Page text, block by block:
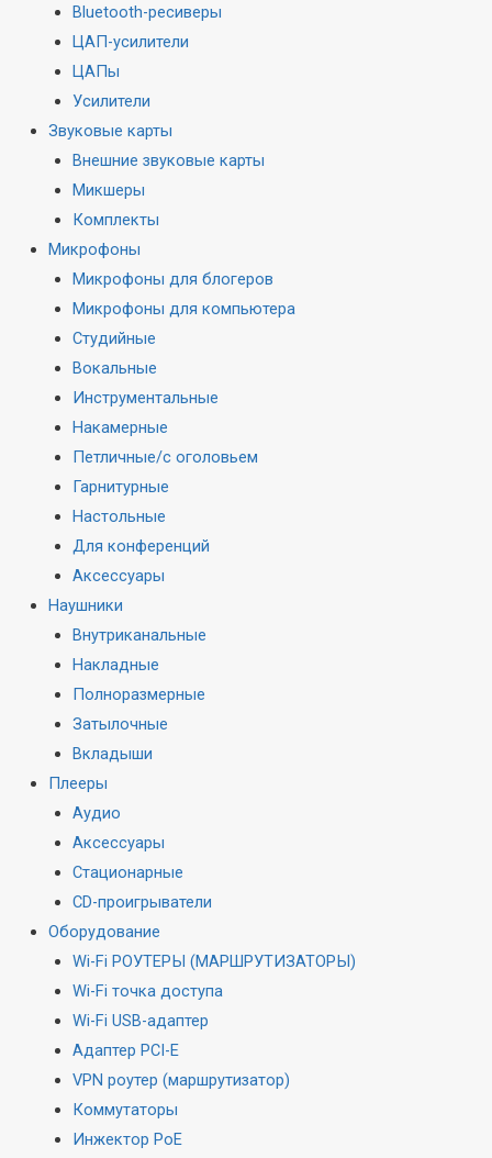
Bluetooth-ресиверы
ЦАП-усилители
ЦАПы
Усилители
Звуковые карты
Внешние звуковые карты
Микшеры
Комплекты
Микрофоны
Микрофоны для блогеров
Микрофоны для компьютера
Студийные
Вокальные
Инструментальные
Накамерные
Петличные/с оголовьем
Гарнитурные
Настольные
Для конференций
Аксессуары
Наушники
Внутриканальные
Накладные
Полноразмерные
Затылочные
Вкладыши
Плееры
Аудио
Аксессуары
Стационарные
CD-проигрыватели
Оборудование
Wi-Fi РОУТЕРЫ (МАРШРУТИЗАТОРЫ)
Wi-Fi точка доступа
Wi-Fi USB-адаптер
Адаптер PCI-E
VPN роутер (маршрутизатор)
Коммутаторы
Инжектор PoE